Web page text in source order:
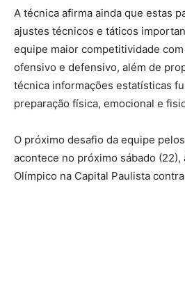
A técnica afirma ainda que estas
ajustes técnicos e táticos
equipe maior competitividade
ofensivo e defensivo, além de
técnica informações estatísticas
preparação física, emocional e
O próximo desafio da equipe
acontece no próximo sábado (22),
Olímpico na Capital Paulista